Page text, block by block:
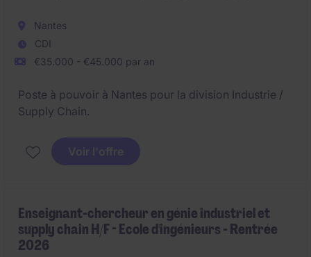
Nantes
CDI
€35.000 - €45.000 par an
Poste à pouvoir à Nantes pour la division Industrie /
Supply Chain.
Voir l'offre
Enseignant-chercheur en génie industriel et
supply chain H/F - Ecole d'ingénieurs - Rentrée
2026